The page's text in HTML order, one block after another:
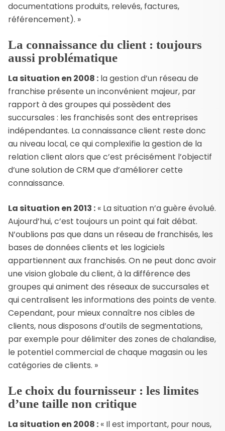
documentations produits, relevés, factures,
référencement). »
La connaissance du client : toujours
aussi problématique
La situation en 2008 : la gestion d’un réseau de
franchise présente un inconvénient majeur, par
rapport à des groupes qui possèdent des
succursales : les franchisés sont des entreprises
indépendantes. La connaissance client reste donc
au niveau local, ce qui complexifie la gestion de la
relation client alors que c’est précisément l’objectif
d’une solution de CRM que d’améliorer cette
connaissance.
La situation en 2013 : « La situation n’a guère évolué.
Aujourd’hui, c’est toujours un point qui fait débat.
N’oublions pas que dans un réseau de franchisés, les
bases de données clients et les logiciels
appartiennent aux franchisés. On ne peut donc avoir
une vision globale du client, à la différence des
groupes qui animent des réseaux de succursales et
qui centralisent les informations des points de vente.
Cependant, pour mieux connaître nos cibles de
clients, nous disposons d’outils de segmentations,
par exemple pour délimiter des zones de chalandise,
le potentiel commercial de chaque magasin ou les
catégories de clients. »
Le choix du fournisseur : les limites
d’une taille non critique
La situation en 2008 : « Il est important, pour nous,